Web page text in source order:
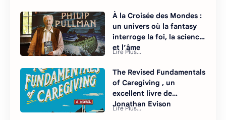
À la Croisée des Mondes :
un univers où la fantasy
interroge la foi, la science
et l’âme
The Revised Fundamentals
of Caregiving , un
excellent livre de
Jonathan Evison